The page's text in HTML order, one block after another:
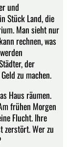
und
Stück Land, die
Man sieht nur
rechnen, was
der
zu machen.
Haus räumen.
frühen Morgen
Flucht. Ihre
zerstört. Wer zu